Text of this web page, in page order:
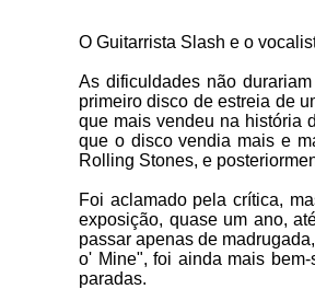
O Guitarrista Slash e o
As dificuldades não
primeiro disco de estreia de
que mais vendeu na história
que o disco vendia mais e
Rolling Stones, e
Foi aclamado pela crítica,
exposição, quase um ano,
passar apenas de
o' Mine", foi ainda mais
paradas.